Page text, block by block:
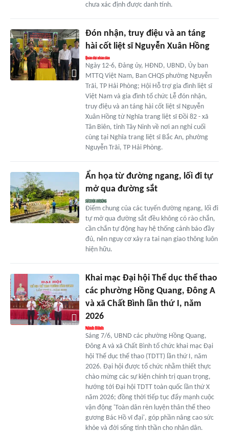
chưa xác định được danh tính.
Đón nhận, truy điệu và an táng
hài cốt liệt sĩ Nguyễn Xuân Hồng
Ngày 12-6, Đảng ủy, HĐND, UBND, Ủy ban
MTTQ Việt Nam, Ban CHQS phường Nguyễn
Trãi, TP Hải Phòng; Hội Hỗ trợ gia đình liệt sĩ
Việt Nam và gia đình tổ chức Lễ đón nhận,
truy điệu và an táng hài cốt liệt sĩ Nguyễn
Xuân Hồng từ Nghĩa trang liệt sĩ Đồi 82 - xã
Tân Biên, tỉnh Tây Ninh về nơi an nghỉ cuối
cùng tại Nghĩa trang liệt sĩ Bắc An, phường
Nguyễn Trãi, TP Hải Phòng.
Ẩn họa từ đường ngang, lối đi tự
mở qua đường sắt
Điểm chung của các tuyến đường ngang, lối đi
tự mở qua đường sắt đều không có rào chắn,
cần chắn tự động hay hệ thống cảnh báo đầy
đủ, nên nguy cơ xảy ra tai nạn giao thông luôn
hiện hữu.
Khai mạc Đại hội Thể dục thể thao
các phường Hồng Quang, Đông A
và xã Chất Bình lần thứ I, năm
2026
Sáng 7/6, UBND các phường Hồng Quang,
Đông A và xã Chất Bình tổ chức khai mạc Đại
hội Thể dục thể thao (TDTT) lần thứ I, năm
2026. Đại hội được tổ chức nhằm thiết thực
chào mừng các sự kiện chính trị quan trọng,
hướng tới Đại hội TDTT toàn quốc lần thứ X
năm 2026; đồng thời tiếp tục đẩy mạnh cuộc
vận động 'Toàn dân rèn luyện thân thể theo
gương Bác Hồ vĩ đại', góp phần nâng cao sức
khỏe và đời sống tinh thần cho nhân dân.